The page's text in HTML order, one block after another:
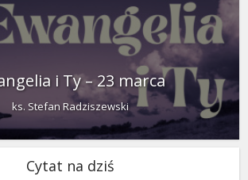
i Ty – 23 marca
ks. Stefan Radziszewski
Cytat na dziś